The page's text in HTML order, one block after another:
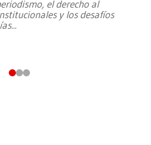
el derecho al
y los desafíos
...